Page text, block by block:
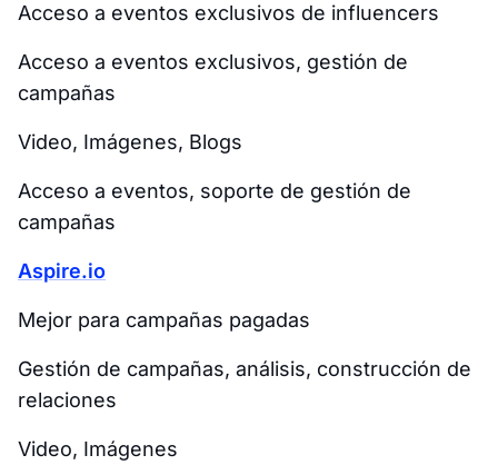
Acceso a eventos exclusivos de influencers
Acceso a eventos exclusivos, gestión de
campañas
Video, Imágenes, Blogs
Acceso a eventos, soporte de gestión de
campañas
Aspire.io
Mejor para campañas pagadas
Gestión de campañas, análisis, construcción de
relaciones
Video, Imágenes